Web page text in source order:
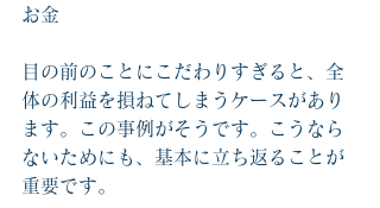
お金
目の前のことにこだわりすぎると、全
体の利益を損ねてしまうケースがあり
ます。この事例がそうです。こうなら
ないためにも、基本に立ち返ることが
重要です。